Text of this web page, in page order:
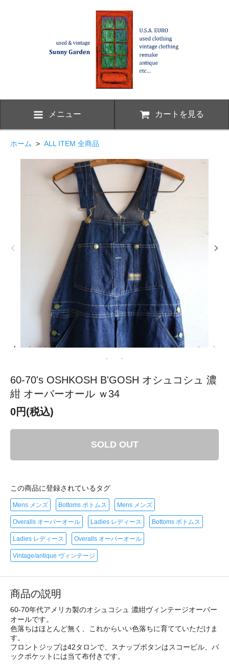
メニュー カートを見る
ホーム > ALL ITEM 全商品
60-70's OSHKOSH B'GOSH オシュコシュ 濃
紺 オーバーオール ｗ34
0円(税込)
SOLD OUT
この商品に登録されているタグ
Mens メンズ Bottoms ボトムス Mens メンズ
Overalls オーバーオール Ladies レディース Bottoms ボトムス
Ladies レディース Overalls オーバーオール
Vintage/antique ヴィンテージ
商品の説明
60-70年代アメリカ製のオシュコシュ 濃紺ヴィンテージオーバー
オールです。
色落ちはほとんど無く、これからいい色落ちに育てていただけま
す。
フロントジップは42タロンで、スナップボタンはスコービル、バ
ックポケットには当て布付きです。